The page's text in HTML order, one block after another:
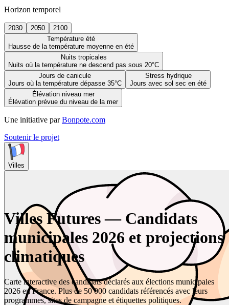
Horizon temporel
2030 2050
2100
Température été
Hausse de la température moyenne en été
Nuits tropicales
Nuits où la température ne descend pas sous 20°C
Jours de canicule
Jours où la température dépasse 35°C
Stress hydrique
Jours avec sol sec en été
Élévation niveau mer
Élévation prévue du niveau de la mer
Une initiative par Bonpote.com
Soutenir le projet
Villes
Villes Futures — Candidats
municipales 2026 et projections
climatiques
Carte interactive des candidats déclarés aux élections municipales
2026 en France. Plus de 50 000 candidats référencés avec leurs
programmes, sites de campagne et étiquettes politiques.